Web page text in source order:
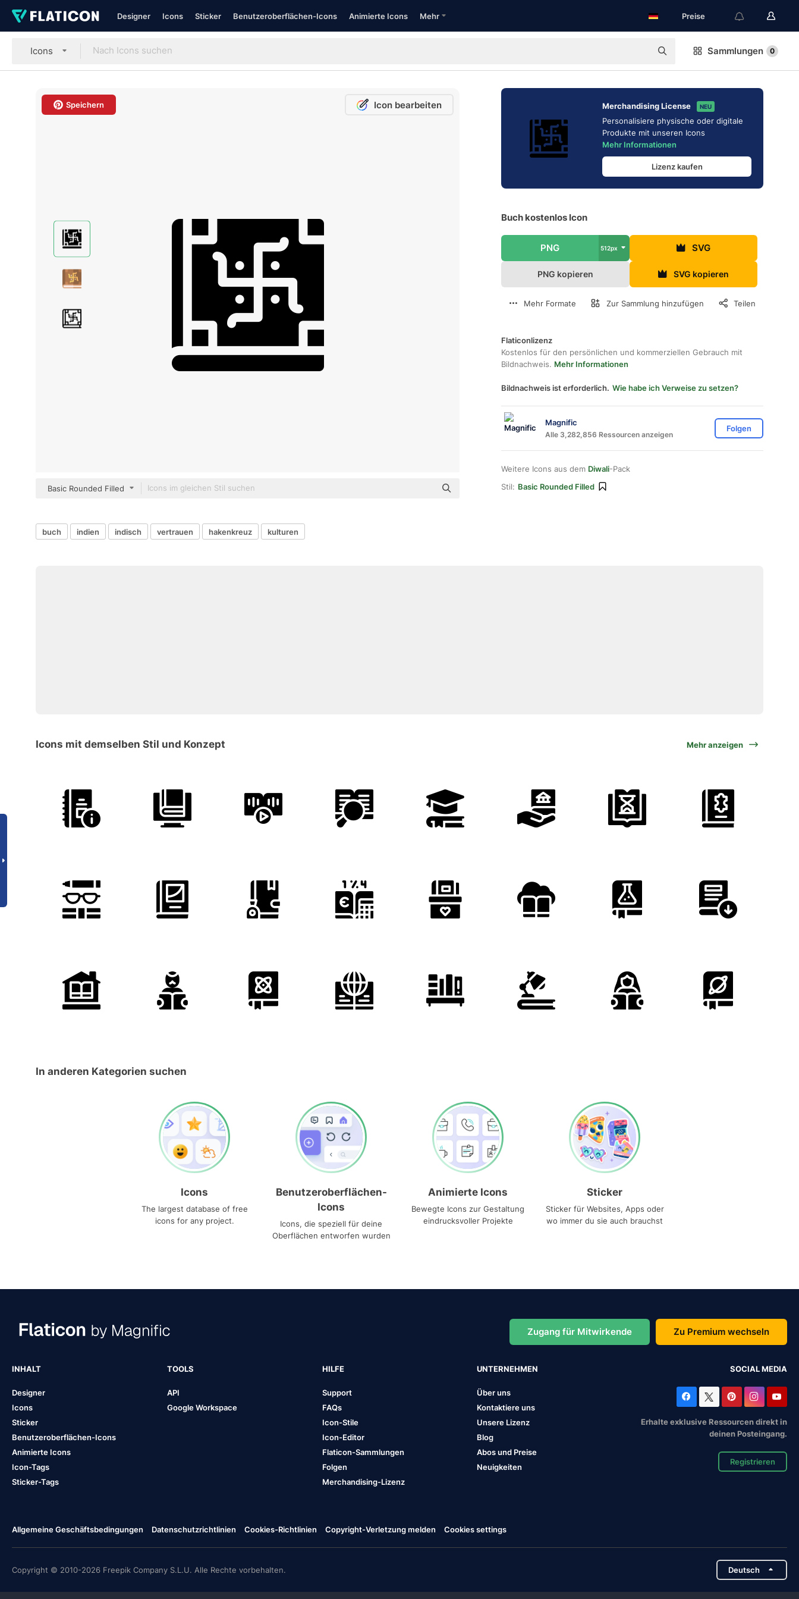
Designer Icons Sticker Benutzeroberflächen-Icons Animierte Icons Mehr Preise
Icons Sammlungen 0
Speichern Icon bearbeiten
Basic Rounded Filled
Merchandising License NEU
Personalisiere physische oder digitale
Produkte mit unseren Icons
Mehr Informationen
Lizenz kaufen
Buch kostenlos Icon
PNG 512px SVG
PNG kopieren SVG kopieren
Mehr Formate Zur Sammlung hinzufügen Teilen
Flaticonlizenz
Kostenlos für den persönlichen und kommerziellen Gebrauch mit
Bildnachweis. Mehr Informationen
Bildnachweis ist erforderlich. Wie habe ich Verweise zu setzen?
Magnific
Alle 3,282,856 Ressourcen anzeigen
Folgen
Weitere Icons aus dem Diwali-Pack
Stil: Basic Rounded Filled
buch indien indisch vertrauen hakenkreuz kulturen
Icons mit demselben Stil und Konzept Mehr anzeigen
In anderen Kategorien suchen
Icons
The largest database of free
icons for any project.
Benutzeroberflächen-
Icons
Icons, die speziell für deine
Oberflächen entworfen wurden
Animierte Icons
Bewegte Icons zur Gestaltung
eindrucksvoller Projekte
Sticker
Sticker für Websites, Apps oder
wo immer du sie auch brauchst
Zugang für Mitwirkende Zu Premium wechseln
INHALT
Designer
Icons
Sticker
Benutzeroberflächen-Icons
Animierte Icons
Icon-Tags
Sticker-Tags
TOOLS
API
Google Workspace
HILFE
Support
FAQs
Icon-Stile
Icon-Editor
Flaticon-Sammlungen
Folgen
Merchandising-Lizenz
UNTERNEHMEN
Über uns
Kontaktiere uns
Unsere Lizenz
Blog
Abos und Preise
Neuigkeiten
SOCIAL MEDIA
Erhalte exklusive Ressourcen direkt in
deinen Posteingang.
Registrieren
Allgemeine Geschäftsbedingungen Datenschutzrichtlinien Cookies-Richtlinien Copyright-Verletzung melden Cookies settings
Copyright © 2010-2026 Freepik Company S.L.U. Alle Rechte vorbehalten. Deutsch